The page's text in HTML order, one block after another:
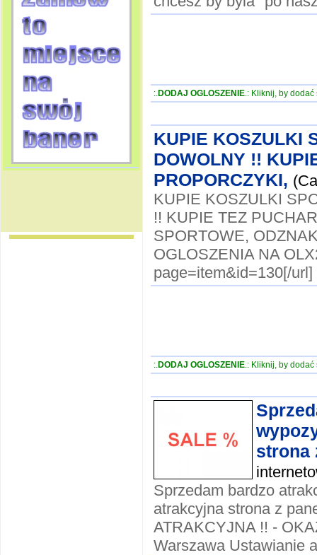
:.DODAJ OGLOSZENIE.: Kliknij, by dodać
KUPIE KOSZULKI
DOWOLNY !!
PROPORCZYKI,
KUPIE KOSZULKI
!! KUPIE TEZ
SPORTOWE,
OGLOSZENIA NA
page=item&id=130[/url]
:.DODAJ OGLOSZENIE.: Kliknij, by dodać
strona
Sprzedam bardzo
atrakcyjna strona z
ATRAKCYJNA !! -
Warszawa Ustawianie